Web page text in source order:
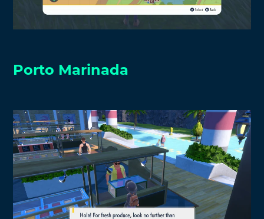
Porto Marinada